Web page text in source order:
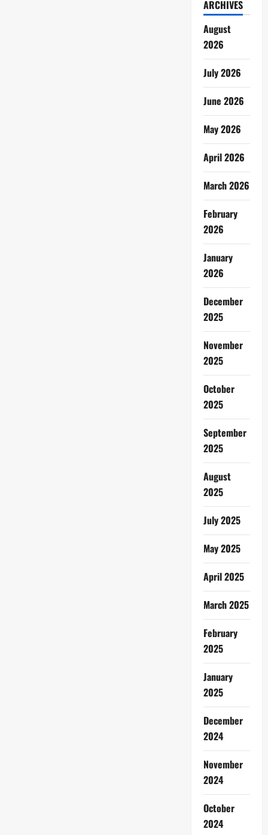
ARCHIVES
August
2026
July 2026
June 2026
May 2026
April 2026
March 2026
February
2026
January
2026
December
2025
November
2025
October
2025
September
2025
August
2025
July 2025
May 2025
April 2025
March 2025
February
2025
January
2025
December
2024
November
2024
October
2024